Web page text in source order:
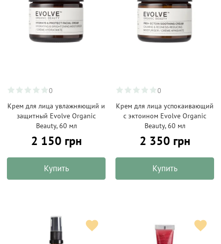
0
Крем для лица увлажняющий и
защитный Evolve Organic
Beauty, 60 мл
2 150 грн
Купить
0
Крем для лица успокаивающий
с эктоином Evolve Organic
Beauty, 60 мл
2 350 грн
Купить